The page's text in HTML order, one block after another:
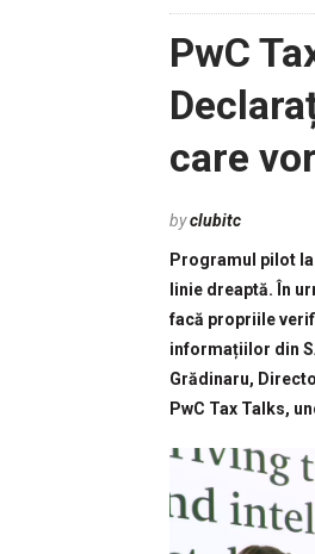
PwC
care
byclubitc
Programul pilot
linie dreaptă. În
facă propriile
informațiilor din
Grădinaru,
PwC Tax Talks,